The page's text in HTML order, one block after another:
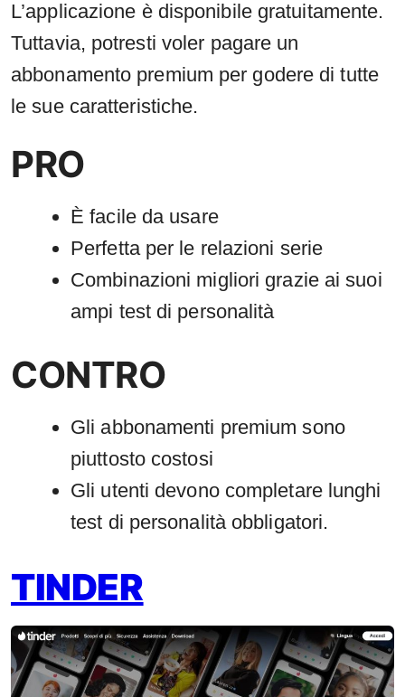
L’applicazione è disponibile gratuitamente.
Tuttavia, potresti voler pagare un
abbonamento premium per godere di tutte
le sue caratteristiche.
PRO
È facile da usare
Perfetta per le relazioni serie
Combinazioni migliori grazie ai suoi
ampi test di personalità
CONTRO
Gli abbonamenti premium sono
piuttosto costosi
Gli utenti devono completare lunghi
test di personalità obbligatori.
TINDER